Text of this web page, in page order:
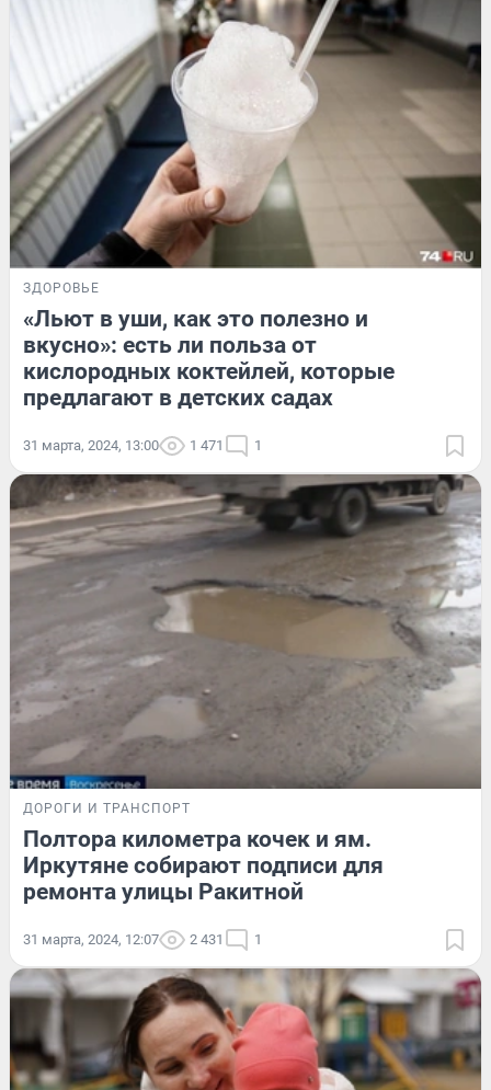
ЗДОРОВЬЕ
«Льют в уши, как это полезно и
вкусно»: есть ли польза от
кислородных коктейлей, которые
предлагают в детских садах
31 марта, 2024, 13:00 1 471 1
ДОРОГИ И ТРАНСПОРТ
Полтора километра кочек и ям.
Иркутяне собирают подписи для
ремонта улицы Ракитной
31 марта, 2024, 12:07 2 431 1